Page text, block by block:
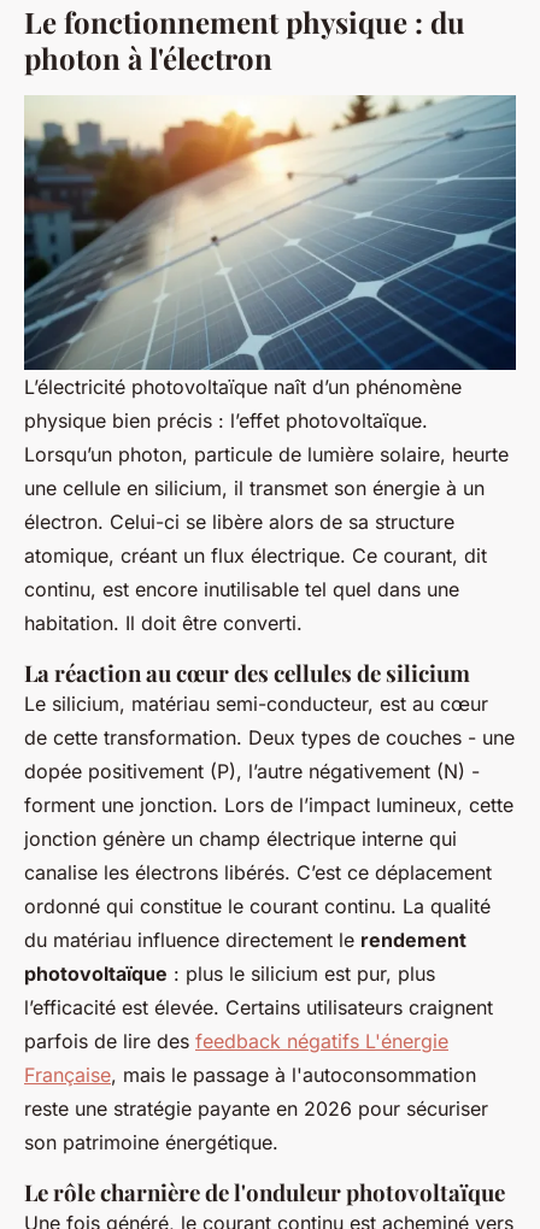
Le fonctionnement physique : du
photon à l'électron
L’électricité photovoltaïque naît d’un phénomène
physique bien précis : l’effet photovoltaïque.
Lorsqu’un photon, particule de lumière solaire, heurte
une cellule en silicium, il transmet son énergie à un
électron. Celui-ci se libère alors de sa structure
atomique, créant un flux électrique. Ce courant, dit
continu, est encore inutilisable tel quel dans une
habitation. Il doit être converti.
La réaction au cœur des cellules de silicium
Le silicium, matériau semi-conducteur, est au cœur
de cette transformation. Deux types de couches - une
dopée positivement (P), l’autre négativement (N) -
forment une jonction. Lors de l’impact lumineux, cette
jonction génère un champ électrique interne qui
canalise les électrons libérés. C’est ce déplacement
ordonné qui constitue le courant continu. La qualité
du matériau influence directement le rendement
photovoltaïque : plus le silicium est pur, plus
l’efficacité est élevée. Certains utilisateurs craignent
parfois de lire des feedback négatifs L'énergie
Française, mais le passage à l'autoconsommation
reste une stratégie payante en 2026 pour sécuriser
son patrimoine énergétique.
Le rôle charnière de l'onduleur photovoltaïque
Une fois généré, le courant continu est acheminé vers